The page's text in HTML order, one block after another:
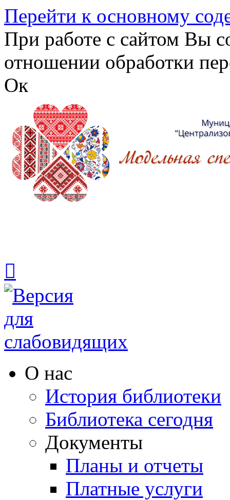
Перейти к основному
При работе с сайтом Вы
отношении обработки
Ок

О нас
История библиотеки
Библиотека сегодня
Документы
Планы и отчеты
Платные услуги